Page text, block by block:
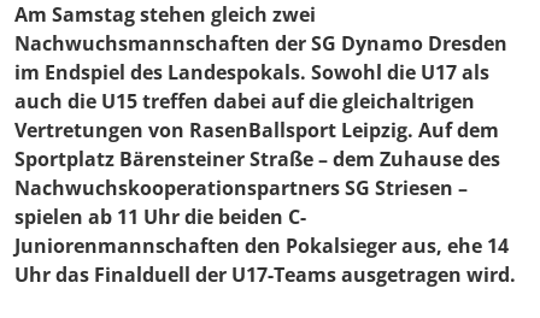
Am Samstag stehen gleich zwei
Nachwuchsmannschaften der SG Dynamo Dresden
im Endspiel des Landespokals. Sowohl die U17 als
auch die U15 treffen dabei auf die gleichaltrigen
Vertretungen von RasenBallsport Leipzig. Auf dem
Sportplatz Bärensteiner Straße – dem Zuhause des
Nachwuchskooperationspartners SG Striesen –
spielen ab 11 Uhr die beiden C-
Juniorenmannschaften den Pokalsieger aus, ehe 14
Uhr das Finalduell der U17-Teams ausgetragen wird.